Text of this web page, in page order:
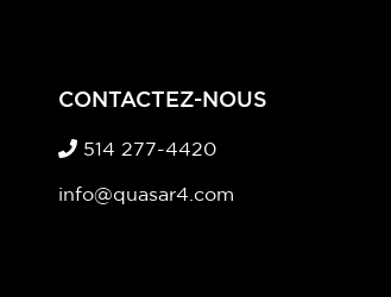
CONTACTEZ-NOUS
514 277-4420
info@quasar4.com